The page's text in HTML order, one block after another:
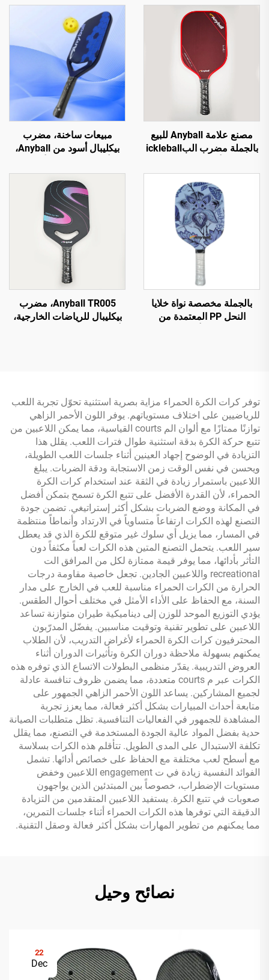
مصنع علامة Anyball للبيع
بالجملة مضرب البickleball
مبيعات ساخنة، مضرب
بيكليبال أسود من Anyball،
الكربون T700، للبالغين،
رياضات داخلية/خارجية بسمك
16 مم
بالجملة مخصصة نواة خلايا
النحل PP المعتمدة من
Anyball TR005، مضرب
بيكليبال للرياضات الخارجية،
توفر كرات الكرة الحمراء مزایة بصریة استثنیة تحوّل تجربة اللعب
للریاضیین على اختلاف مستویاتهم. یوفر اللون الأحمر الزاهي
توازنًا ممتازًا مع ألوان الم courts القياسية، مما یمکن اللاعبین من
تتبع حركة الكرة بدقة استثنیة طوال فترات اللعب. یقلل هذا
التزیادة في الوضوح إجهاد العینین أثناء جلسات اللعب الطویلة،
ویحسن في نفس الوقت زمن الاستجابة ودقة الضربات. یبلغ
اللاعبین باستمرار زیادة في الثقة عند استخدام كرات الكرة
الحمراء، لأن القدرة الأفضل على تتبع الكرة تسمح بتمکن أفضل
في المکانة ووضع الضربات بشكل أکثر إستراتيغي. تضمن جودة
التصنع لهذه الكرات ارتفاعاً متساویاً في الارتداد وأنماطاً منتظمة
في المسار، مما یزيل أي سلوك غیر متوقع للكرة الذي قد یعطل
سیر اللعب. یتحمل التصنع المتین هذه الكرات لعباً مكثفاً دون
التأثر بأدائها، مما یوفر قيمة ممتازة لكل من المرافق الت
recreational واللاعبین الجادین. تجعل خاصیة مقاومة درجات
الحرارة من الكرات الحمراء مناسبة للعب في الخارج على مدار
السنة، مع الحفاظ على الأداء الأمثل في مختلف أحوال الطقس.
یؤدي التوزیع الموحد للوزن إلى دینامیکیة طيران متوازنة تساعد
اللاعبین على تطویر تقنیة وتوقيت مناسبین. یفضّل المدرّبون
المحترفیون كرات الكرة الحمراء لأغراض التدریب، لأن الطلاب
یمکنهم بسهولة ملاحظة دوران الكرة وتأثیرات الدوران أثناء
العروض التدریبیة. یقدّر منظمی البطولات الاتساع الذي توفره هذه
الكرات عبر م courts متعددة، مما یضمن ظروف تنافسة عادلة
لجمیع المشاركین. یساعد اللون الأحمر الزاهي الجمهور على
متابعة أحداث المبیارات بشكل أکثر فعالة، مما یعزز تجربة
المشاهدة للجمهور في الفعاليات التنافسية. تظل متطلبات الصیانة
حدیة بفضل المواد عالیة الجودة المستخدمة في التصنع، مما یقلل
تکلفة الاستبدال على المدى الطویل. تتأقلم هذه الكرات بسلاسة
مع أسطح لعب مختلفة مع الحفاظ على خصائص أدائها. تشمل
الفوائد النفسیة زیادة في ت engagement اللاعبین وخفض
مستویات الإضطراب، خصوصاً بین المبتدئین الذین یواجهون
صعوبات في تتبع الكرة. یستفید اللاعبین المتقدمین من التزیادة
الدقیقة التي توفرها هذه الكرات الحمراء أثناء جلسات التمرین،
مما یمکنهم من تطویر المهارات بشكل أکثر فعالة وصقل التقنية.
نصائح وحيل
22
Dec